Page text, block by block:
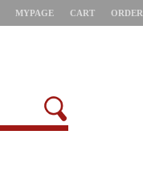
MYPAGE CART ORDER